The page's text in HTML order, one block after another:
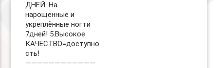
ДНЕЙ. На
нарощенные и
укреплённые ногти
7дней! 5.Высокое
КАЧЕСТВО=доступно
сть!
————————————